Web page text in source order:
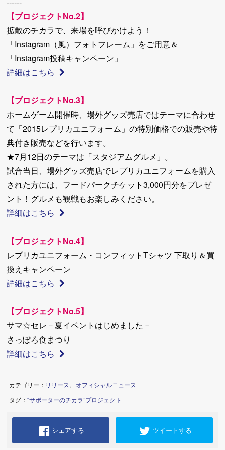
【プロジェクトNo.2】
拡散のチカラで、来場を呼びかけよう！
「Instagram（風）フォトフレーム」をご用意＆
「Instagram投稿キャンペーン」
詳細はこちら
【プロジェクトNo.3】
ホームゲーム開催時、場外グッズ売店ではテーマに合わせ
て「2015レプリカユニフォーム」の特別価格での販売や特
典付き販売などを行います。
★7月12日のテーマは「スタジアムグルメ」。
試合当日、場外グッズ売店でレプリカユニフォームを購入
された方には、フードパークチケット3,000円分をプレゼ
ント！グルメも観戦もお楽しみください。
詳細はこちら
【プロジェクトNo.4】
レプリカユニフォーム・コンフィットTシャツ 下取り＆買
換えキャンペーン
詳細はこちら
【プロジェクトNo.5】
サマ☆セレ－夏イベントはじめました－
さっぽろ食まつり
詳細はこちら
カテゴリー： リリース,
オフィシャルニュース
タグ：“サポーターのチカラ”プロジェクト
シェアする ツイートする